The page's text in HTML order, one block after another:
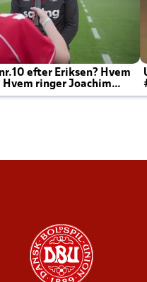
efter Eriksen? Hvem
ringer Joachim